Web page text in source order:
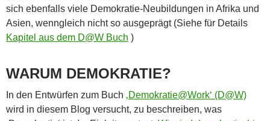
sich ebenfalls viele Demokratie-Neubildungen in Afrika und
Asien, wenngleich nicht so ausgeprägt (Siehe für Details
Kapitel aus dem D@W Buch )
WARUM DEMOKRATIE?
In den Entwürfen zum Buch ‚Demokratie@Work‘ (D@W)
wird in diesem Blog versucht, zu beschreiben, was